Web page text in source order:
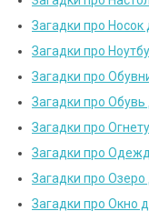
Загадки про Носок
Загадки про
Загадки про
Загадки про Обувь
Загадки про
Загадки про
Загадки про Озеро
Загадки про Окно